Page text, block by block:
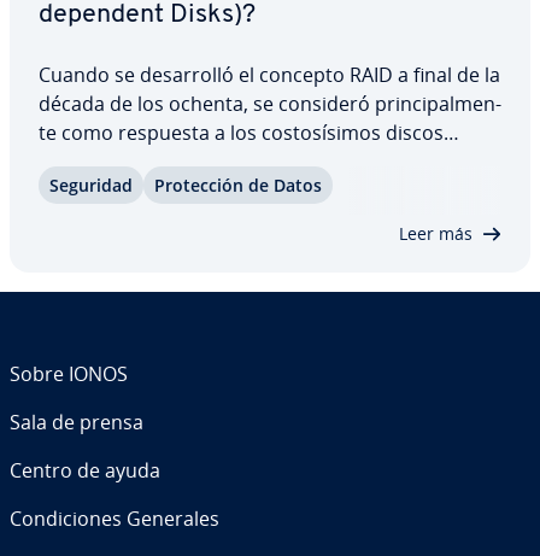
de­pe­n­de­nt Disks)?
Cuando se de­sa­rro­lló el concepto RAID a final de la
década de los ochenta, se consideró pri­n­ci­pa­l­me­n­
te como respuesta a los co­s­to­sí­si­mos discos
cuestión ha pasado a un segundo plano, el al­ma­
Seguridad Pro­te­c­ción de Datos
Leer más
Sobre IONOS
Sala de prensa
Centro de ayuda
Co­n­di­cio­nes Generales